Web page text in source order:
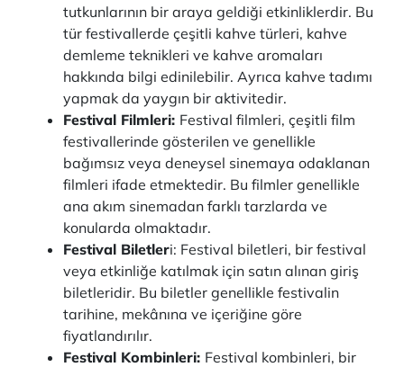
tutkunlarının bir araya geldiği etkinliklerdir. Bu
tür festivallerde çeşitli kahve türleri, kahve
demleme teknikleri ve kahve aromaları
hakkında bilgi edinilebilir. Ayrıca kahve tadımı
yapmak da yaygın bir aktivitedir.
Festival Filmleri: Festival filmleri, çeşitli film
festivallerinde gösterilen ve genellikle
bağımsız veya deneysel sinemaya odaklanan
filmleri ifade etmektedir. Bu filmler genellikle
ana akım sinemadan farklı tarzlarda ve
konularda olmaktadır.
Festival Biletleri: Festival biletleri, bir festival
veya etkinliğe katılmak için satın alınan giriş
biletleridir. Bu biletler genellikle festivalin
tarihine, mekânına ve içeriğine göre
fiyatlandırılır.
Festival Kombinleri: Festival kombinleri, bir